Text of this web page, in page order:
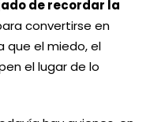
de recordar la
convertirse en
que el miedo, el
el lugar de lo